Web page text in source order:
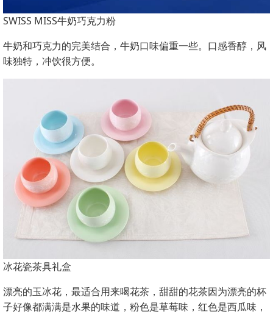
SWISS MISS牛奶巧克力粉
牛奶和巧克力的完美结合，牛奶口味偏重一些。口感香醇，风
味独特，冲饮很方便。
冰花瓷茶具礼盒
漂亮的玉冰花，最适合用来喝花茶，甜甜的花茶因为漂亮的杯
子好像都满满是水果的味道，粉色是草莓味，红色是西瓜味，